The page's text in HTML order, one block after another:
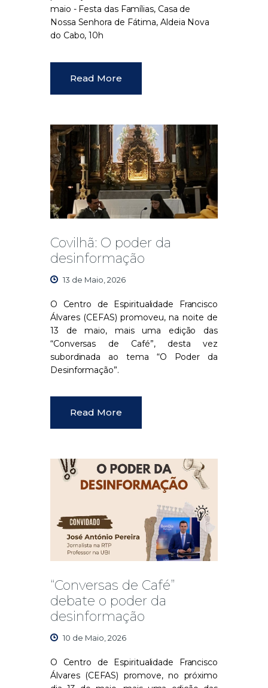
maio - Festa das Famílias, Casa de
Nossa Senhora de Fátima, Aldeia Nova
do Cabo, 10h
Read More
Covilhã: O poder da
desinformação
13 de Maio, 2026
O Centro de Espiritualidade Francisco
Álvares (CEFAS) promoveu, na noite de
13 de maio, mais uma edição das
“Conversas de Café”, desta vez
subordinada ao tema “O Poder da
Desinformação”.
Read More
“Conversas de Café”
debate o poder da
desinformação
10 de Maio, 2026
O Centro de Espiritualidade Francisco
Álvares(CEFAS) promove, no próximo